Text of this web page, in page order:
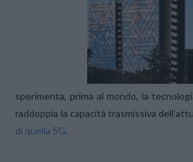
sperimenta, prima al mondo, la
raddoppia la capacità trasmissiva
di quella 5G.